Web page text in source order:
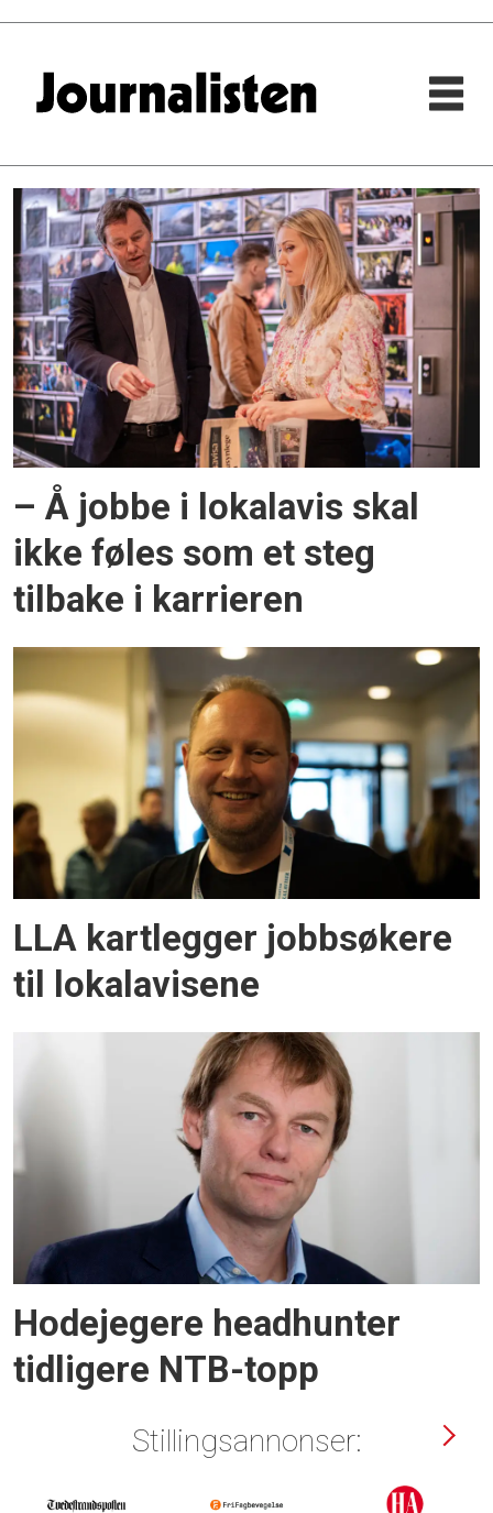
Tag:
bård
idås
– Å jobbe i lokalavis skal
ikke føles som et steg
tilbake i karrieren
LLA kartlegger jobbsøkere
til lokalavisene
Hodejegere headhunter
tidligere NTB-topp
Stillingsannonser: